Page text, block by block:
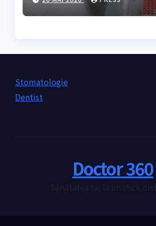
nevoie de ea?
Stomatologie
Dentist
Doctor 360